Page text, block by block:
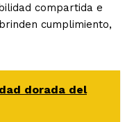
compartida e
cumplimiento,
dorada del